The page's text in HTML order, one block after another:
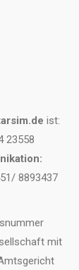
ist:
23558
8893437
mit